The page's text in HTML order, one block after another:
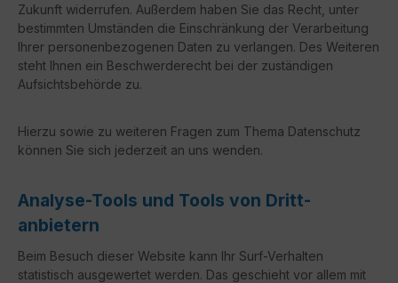
Zukunft widerrufen. Außerdem haben Sie das Recht, unter
bestimmten Umständen die Einschränkung der Verarbeitung
Ihrer personenbezogenen Daten zu verlangen. Des Weiteren
steht Ihnen ein Beschwerderecht bei der zuständigen
Aufsichtsbehörde zu.
Hierzu sowie zu weiteren Fragen zum Thema Datenschutz
können Sie sich jederzeit an uns wenden.
Analyse-Tools und Tools von Dritt­
anbietern
Beim Besuch dieser Website kann Ihr Surf-Verhalten
statistisch ausgewertet werden. Das geschieht vor allem mit